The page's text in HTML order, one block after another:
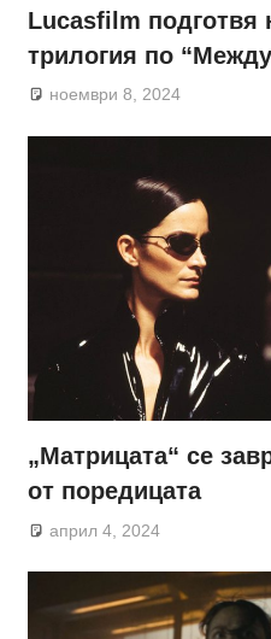
Lucasfilm
трилогия по
ноември 8, 2024
„Матрицата“ се
от поредицата
април 4, 2024